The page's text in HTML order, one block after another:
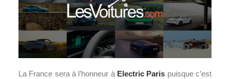
La France sera à l’honneur à Electric Paris puisque c’est